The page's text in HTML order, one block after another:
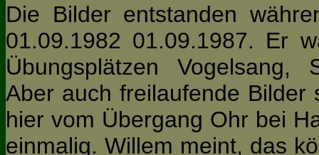
Die Bilder entstanden
01.09.1982 01.09.1987. Er
Übungsplätzen Vogelsang,
Aber auch freilaufende Bilder
hier vom Übergang Ohr bei
einmalig. Willem meint, das